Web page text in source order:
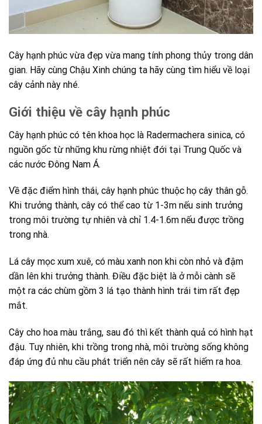
Cây hạnh phúc vừa đẹp vừa mang tính phong thủy trong dân
gian. Hãy cùng Chậu Xinh chúng ta hãy cùng tìm hiểu về loại
cây cảnh này nhé.
Giới thiệu về cây hạnh phúc
Cây hạnh phúc có tên khoa học là Radermachera sinica, có
nguồn gốc từ những khu rừng nhiệt đới tại Trung Quốc và
các nước Đông Nam Á.
Về đặc điểm hình thái, cây hạnh phúc thuộc họ cây thân gỗ.
Khi trưởng thành, cây có thể cao từ 1-3m nếu sinh trưởng
trong môi trường tự nhiên và chỉ 1.4-1.6m nếu được trồng
trong nhà.
Lá cây mọc xum xuê, có màu xanh non khi còn nhỏ và đậm
dần lên khi trưởng thành. Điều đặc biệt là ở mỗi cành sẽ
một ra các chùm gồm 3 lá tạo thành hình trái tim rất đẹp
mắt.
Cây cho hoa màu trắng, sau đó thì kết thành quả có hình hạt
đậu. Tuy nhiên, khi trồng trong nhà, môi trường sống không
đáp ứng đủ nhu cầu phát triển nên cây sẽ rất hiếm ra hoa.